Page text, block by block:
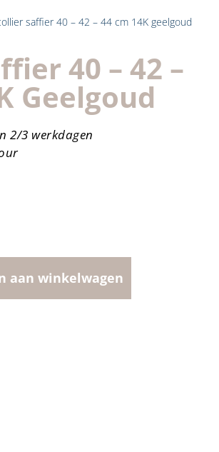
saffier 40 – 42 – 44 cm 14K geelgoud
40 – 42 –
Geelgoud
2/3 werkdagen
aan winkelwagen